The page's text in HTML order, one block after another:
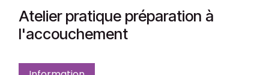
Atelier pratique préparation à
l'accouchement